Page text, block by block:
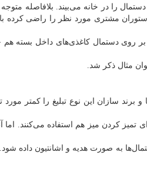
را در خانه می‌بیند. بلافاصله متوجه
مشتری مورد نظر را راضی کرده
بر روی دستمال کاغذی‌های داخل بسته
مثال ذکر شد.
برند سازان این نوع تبلیغ را کمتر مورد
کردن میز هم استفاده می‌کنند. اما
به صورت هدیه و اشانتیون داده